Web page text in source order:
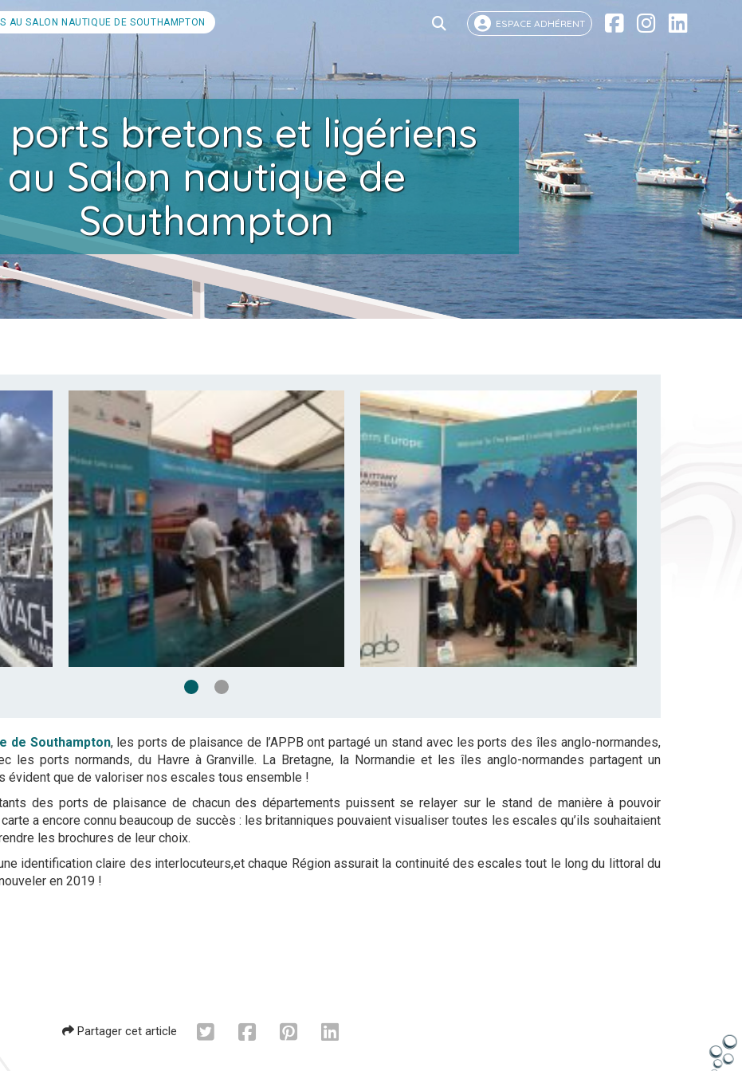
ESPACE ADHÉRENT
AU SALON NAUTIQUE DE SOUTHAMPTON
ports bretons et ligériens
au Salon nautique de
Southampton
de Southampton, les ports de plaisance de l’APPB ont partagé un stand avec les ports des îles anglo-normandes,
les ports normands, du Havre à Granville. La Bretagne, la Normandie et les îles anglo-normandes partagent un
évident que de valoriser nos escales tous ensemble !
des ports de plaisance de chacun des départements puissent se relayer sur le stand de manière à pouvoir
a encore connu beaucoup de succès : les britanniques pouvaient visualiser toutes les escales qu’ils souhaitaient
les brochures de leur choix.
identification claire des interlocuteurs,et chaque Région assurait la continuité des escales tout le long du littoral du
en 2019 !
Partager cet article